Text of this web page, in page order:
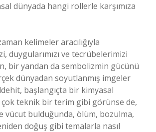
dünyada hangi rollerle karşımıza
kelimeler aracılığıyla
duygularımızı ve tecrübelerimizi
bir yandan da sembolizmin gücünü
dünyadan soyutlanmış imgeler
başlangıçta bir kimyasal
teknik bir terim gibi görünse de,
vücut bulduğunda, ölüm, bozulma,
doğuş gibi temalarla nasıl